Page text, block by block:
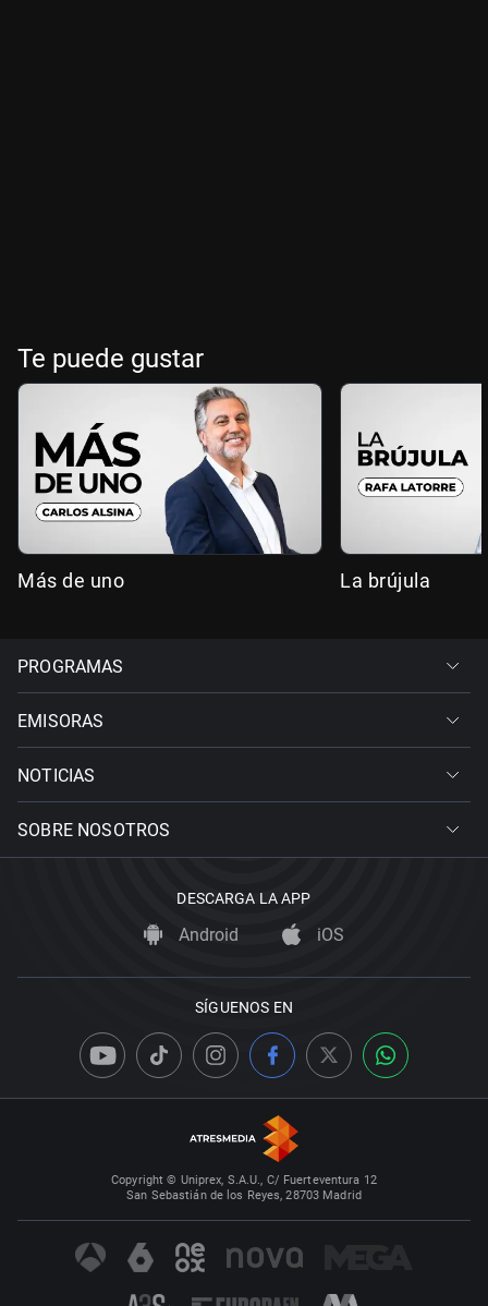
Te puede gustar
Más de uno La brújula
PROGRAMAS
EMISORAS
NOTICIAS
SOBRE NOSOTROS
DESCARGA LA APP
Android iOS
SÍGUENOS EN
Copyright © Uniprex, S.A.U., C/ Fuerteventura 12
San Sebastián de los Reyes, 28703 Madrid